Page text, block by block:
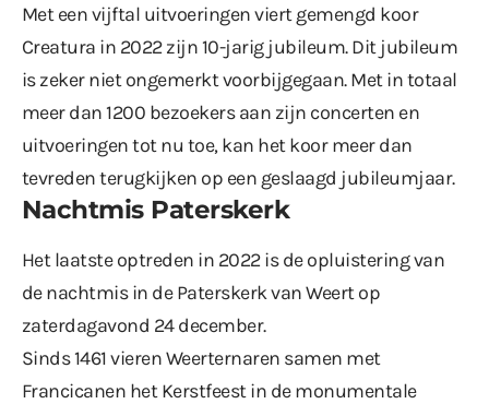
Met een vijftal uitvoeringen viert gemengd koor
Creatura in 2022 zijn 10-jarig jubileum. Dit jubileum
is zeker niet ongemerkt voorbijgegaan. Met in totaal
meer dan 1200 bezoekers aan zijn concerten en
uitvoeringen tot nu toe, kan het koor meer dan
tevreden terugkijken op een geslaagd jubileumjaar.
Nachtmis Paterskerk
Het laatste optreden in 2022 is de opluistering van
de nachtmis in de Paterskerk van Weert op
zaterdagavond 24 december.
Sinds 1461 vieren Weerternaren samen met
Francicanen het Kerstfeest in de monumentale